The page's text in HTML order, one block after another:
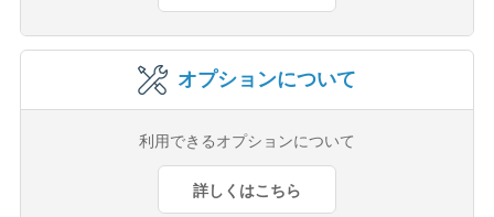
オプションについて
利用できるオプションについて
詳しくはこちら